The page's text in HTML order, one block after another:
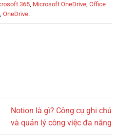
365, Microsoft OneDrive, Office
, OneDrive.
Notion là gì? Công cụ ghi chú
và quản lý công việc đa năng